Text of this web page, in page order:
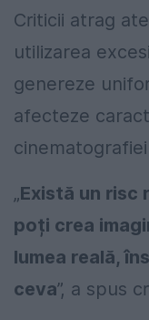
Criticii atrag
utilizarea
genereze
afecteze
„Există un risc
poți crea
lumea reală,
ceva”, a spus